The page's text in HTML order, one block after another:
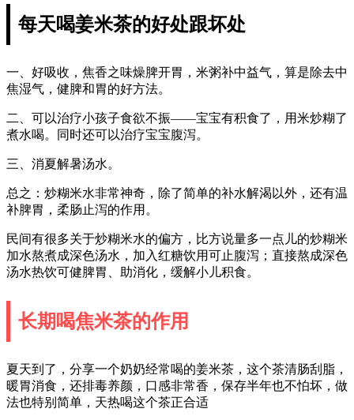
每天喝姜米茶的好处跟坏处
一、好吸收，焦香之味燥脾开胃，米粥补中益气，算是除去中
焦湿气，健脾和胃的好方法。
二、可以治疗小孩子食欲不振——宝宝有积食了，用米炒糊了
煮水喝。同时还可以治疗宝宝腹泻。
三、消夏解暑汤水。
总之：炒糊米水非常神奇，除了简单的补水解渴以外，还有温
补脾胃，柔肠止泻的作用。
民间有很多关于炒糊米水的偏方，比方说量多一点儿的炒糊米
加水熬煮成深色汤水，加入红糖饮用可止腹泻；直接熬成深色
汤水热饮可健脾胃、助消化，缓解小儿积食。
长期喝焦米茶的作用
夏天到了，分享一个奶奶经常喝的姜米茶，这个茶清肠刮脂，
暖胃消食，还排毒养颜，口感非常香，保存半年也不怕坏，做
法也特别简单，天热喝这个茶正合适